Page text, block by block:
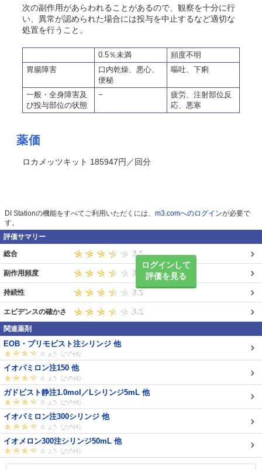
次の副作用があらわれることがあるので、観察を十分に行
い、異常が認められた場合には投与を中止するなど適切な
処置を行うこと。
0.5％未満
頻度不明
胃腸障害
口内乾燥、悪心、
便秘
嘔吐、下痢
一般・全身障害及
び投与部位の状態
−
疲労、注射部位反
応、悪寒
薬価
ロカメッツキット 185947円／回分
DI Stationの機能をすべてご利用いただくには、 m3.comへのログインが必要で
す。
評価サマリー
ログインして
評価を見る
総合
副作用頻度
持続性
エビデンスの確かさ
関連薬剤
EOB・プリモビスト注シリンジ 他
イオパミロン注150 他
ガドビスト静注1.0mol／Lシリンジ5mL 他
イオパミロン注300シリンジ 他
イオメロン300注シリンジ50mL 他